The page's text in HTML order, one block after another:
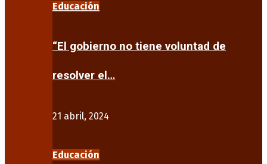
Educación
“El gobierno no tiene voluntad de
resolver el…
21 abril, 2024
Educación